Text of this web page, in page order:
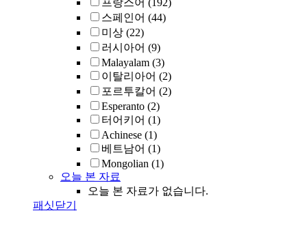
프랑스어 (192)
스페인어 (44)
미상 (22)
러시아어 (9)
Malayalam (3)
이탈리아어 (2)
포르투칼어 (2)
Esperanto (2)
터어키어 (1)
Achinese (1)
베트남어 (1)
Mongolian (1)
오늘 본 자료
오늘 본 자료가 없습니다.
패싯닫기